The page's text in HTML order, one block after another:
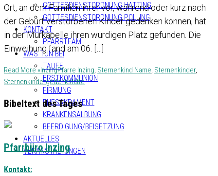
GOTTESDIENSTORDNUNG HATTING
GOTTESDIENSTORDNUNG POLLING
KONTAKT
PFARRTEAM
WAS TUN BEI
TAUFE
ERSTKOMMUNION
FIRMUNG
EHESAKRAMENT
KRANKENSALBUNG
BEERDIGUNG/BEISETZUNG
AKTUELLES
VERANSTALTUNGEN
Ort, an dem Familien ihrer vor, während oder kurz nach
der Geburt verstorbenen Kinder gedenken können, hat
in der Murkapelle ihren würdigen Platz gefunden. Die
Einweihung fand am 06. […]
Read More »InzingPfarre Inzing, Sternenkind Name, Sternenkinder,
Sternenkindergedenkstätte
Bibeltext des Tages
Pfarrbüro Inzing
Kontakt: